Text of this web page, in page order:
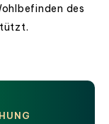
des